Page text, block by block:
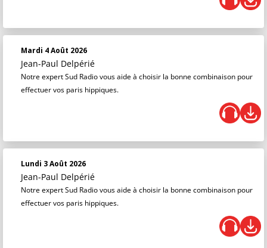
Mardi 4 Août 2026
Jean-Paul Delpérié
Notre expert Sud Radio vous aide à choisir la bonne combinaison pour
effectuer vos paris hippiques.
Lundi 3 Août 2026
Jean-Paul Delpérié
Notre expert Sud Radio vous aide à choisir la bonne combinaison pour
effectuer vos paris hippiques.